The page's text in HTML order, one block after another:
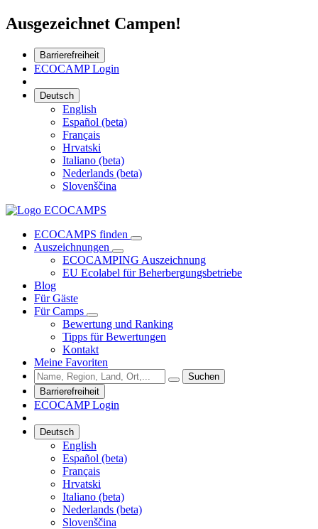
Ausgezeichnet Campen!
Barrierefreiheit
ECOCAMP Login
Deutsch
English
Español (beta)
Français
Hrvatski
Italiano (beta)
Nederlands (beta)
Slovenščina
ECOCAMPS finden
Auszeichnungen
ECOCAMPING Auszeichnung
EU Ecolabel für Beherbergungsbetriebe
Blog
Für Gäste
Für Camps
Bewertung und Ranking
Tipps für Bewertungen
Kontakt
Meine Favoriten
Suchen
Barrierefreiheit
ECOCAMP Login
Deutsch
English
Español (beta)
Français
Hrvatski
Italiano (beta)
Nederlands (beta)
Slovenščina